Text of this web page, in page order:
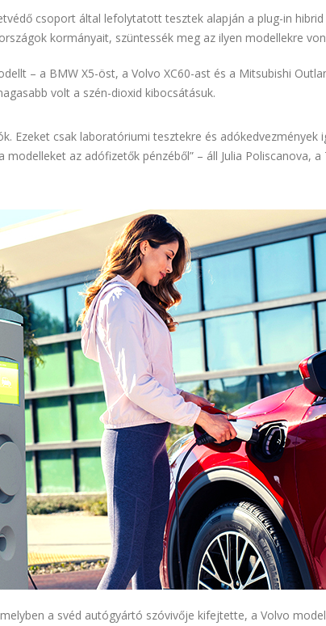
csoport által lefolytatott tesztek alapján a plug-in
kormányait, szüntessék meg az ilyen modellekre
– a BMW X5-öst, a Volvo XC60-ast és a Mitsubishi
volt a szén-dioxid kibocsátásuk.
Ezeket csak laboratóriumi tesztekre és adókedvezmények
az adófizetők pénzéből” – áll Julia Poliscanova,
a svéd autógyártó szóvivője kifejtette, a Volvo